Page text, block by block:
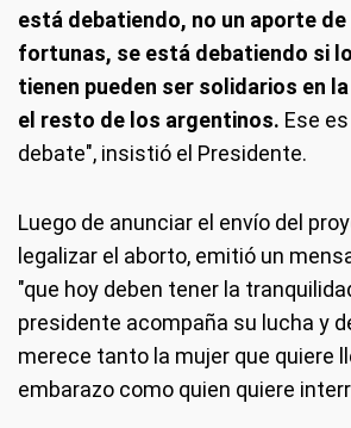
está debatiendo, no un aporte
fortunas, se está debatiendo si
tienen pueden ser solidarios en
el resto de los argentinos. Ese
debate", insistió el Presidente.
Luego de anunciar el envío del
legalizar el aborto, emitió un
"que hoy deben tener la
presidente acompaña su lucha y
merece tanto la mujer que quiere
embarazo como quien quiere